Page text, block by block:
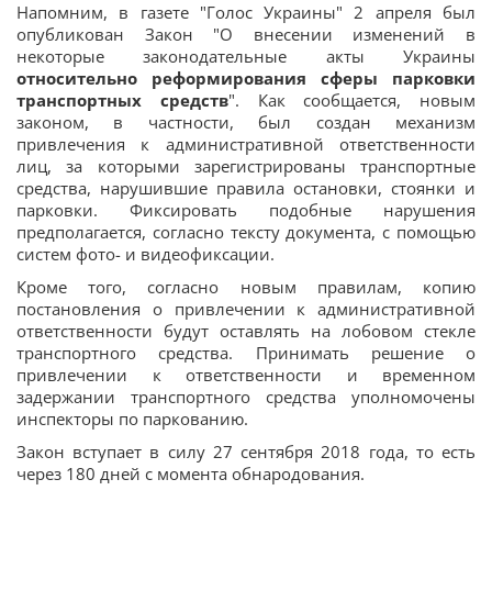
Напомним, в газете "Голос Украины" 2 апреля был
опубликован Закон "О внесении изменений в
некоторые законодательные акты Украины
относительно реформирования сферы парковки
транспортных средств". Как сообщается, новым
законом, в частности, был создан механизм
привлечения к административной ответственности
лиц, за которыми зарегистрированы транспортные
средства, нарушившие правила остановки, стоянки и
парковки. Фиксировать подобные нарушения
предполагается, согласно тексту документа, с помощью
систем фото- и видеофиксации.
Кроме того, согласно новым правилам, копию
постановления о привлечении к административной
ответственности будут оставлять на лобовом стекле
транспортного средства. Принимать решение о
привлечении к ответственности и временном
задержании транспортного средства уполномочены
инспекторы по паркованию.
Закон вступает в силу 27 сентября 2018 года, то есть
через 180 дней с момента обнародования.